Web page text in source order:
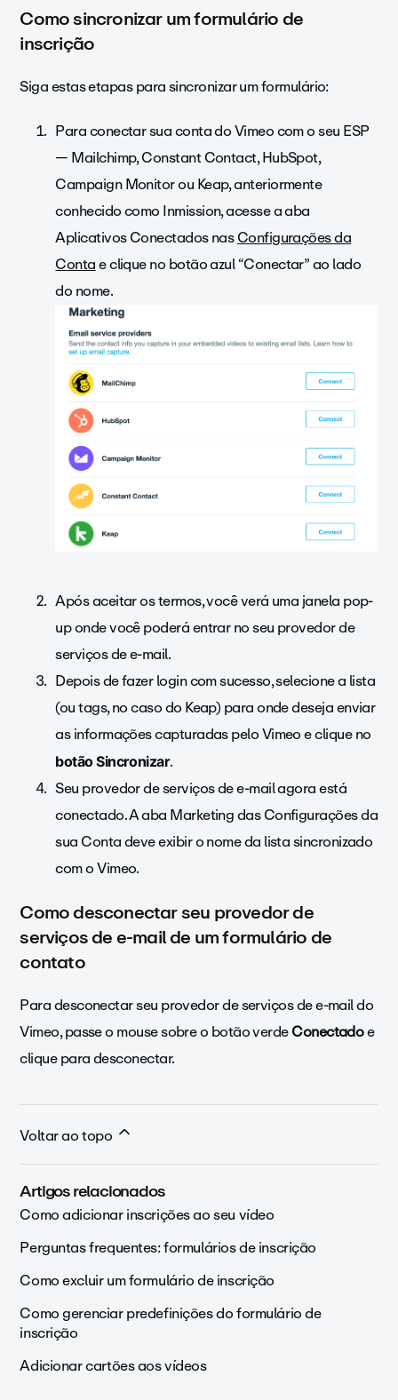
Como sincronizar um formulário de
inscrição
Siga estas etapas para sincronizar um formulário:
Para conectar sua conta do Vimeo com o seu ESP
— Mailchimp, Constant Contact, HubSpot,
Campaign Monitor ou Keap, anteriormente
conhecido como Inmission, acesse a aba
Aplicativos Conectados nasConfigurações da
Contae clique no botão azul “Conectar” ao lado
do nome.
Após aceitar os termos, você verá uma janela pop-
up onde você poderá entrar no seu provedor de
serviços de e-mail.
Depois de fazer login com sucesso, selecione a lista
(ou tags, no caso do Keap) para onde deseja enviar
as informações capturadas pelo Vimeo e clique no
botão Sincronizar.
Seu provedor de serviços de e-mail agora está
conectado. A aba Marketing das Configurações da
sua Conta deve exibir o nome da lista sincronizado
com o Vimeo.
Como desconectar seu provedor de
serviços de e-mail de um formulário de
contato
Para desconectar seu provedor de serviços de e-mail do
Vimeo, passe o mouse sobre o botão verdeConectadoe
clique para desconectar.
Voltar ao topo
Artigos relacionados
Como adicionar inscrições ao seu vídeo
Perguntas frequentes: formulários de inscrição
Como excluir um formulário de inscrição
Como gerenciar predefinições do formulário de
inscrição
Adicionar cartões aos vídeos